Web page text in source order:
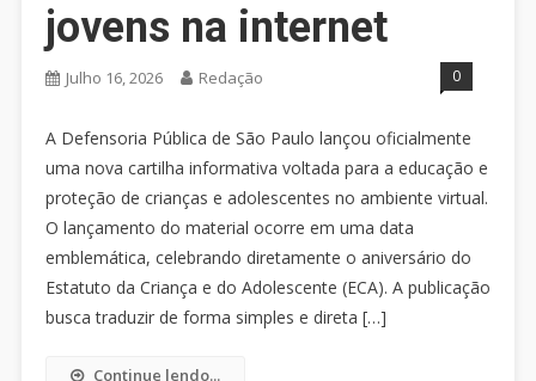
jovens na internet
Julho 16, 2026 Redação 0
A Defensoria Pública de São Paulo lançou oficialmente
uma nova cartilha informativa voltada para a educação e
proteção de crianças e adolescentes no ambiente virtual.
O lançamento do material ocorre em uma data
emblemática, celebrando diretamente o aniversário do
Estatuto da Criança e do Adolescente (ECA). A publicação
busca traduzir de forma simples e direta […]
Continue lendo...